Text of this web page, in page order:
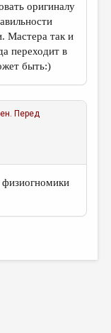
оригиналу
Мастера так и
переходит в
быть:)
Перед
физиогномики